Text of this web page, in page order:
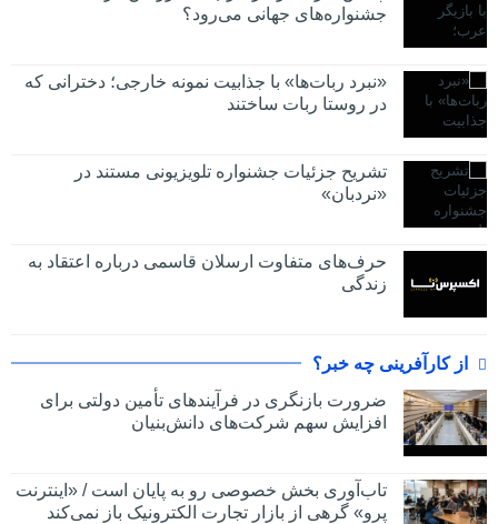
جشنواره‌های جهانی می‌رود؟
«نبرد ربات‌ها» با جذابیت نمونه خارجی؛ دخترانی که
در روستا ربات ساختند
تشریح جزئیات جشنواره‌ تلویزیونی مستند در
«نردبان»
حرف‌های متفاوت ارسلان قاسمی درباره اعتقاد به
زندگی
از کارآفرینی چه خبر؟
ضرورت بازنگری در فرآیندهای تأمین دولتی برای
افزایش سهم شرکت‌های دانش‌بنیان
تاب‌آوری بخش خصوصی رو به پایان است / «اینترنت
پرو» گرهی از بازار تجارت الکترونیک باز نمی‌کند